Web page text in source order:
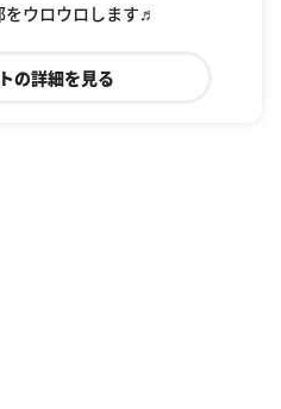
をウロウロします♬
の詳細を見る